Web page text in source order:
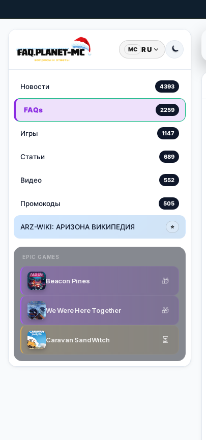
MC RU
Новости 4393
FAQs 2259
Игры 1147
Статьи 689
Видео 552
Промокоды 505
ARZ-WIKI: АРИЗОНА ВИКИПЕДИЯ ⭐
EPIC GAMES
Beacon Pines 🎁
We Were Here Together 🎁
Caravan SandWitch ⏳